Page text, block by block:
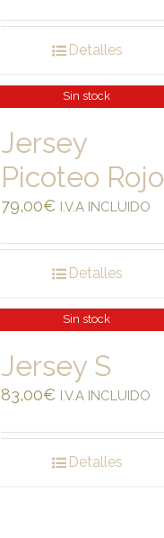
Detalles
Sin stock
Jersey
Picoteo Rojo
79,00€ I.V.A INCLUIDO
Detalles
Sin stock
Jersey S
83,00€ I.V.A INCLUIDO
Detalles